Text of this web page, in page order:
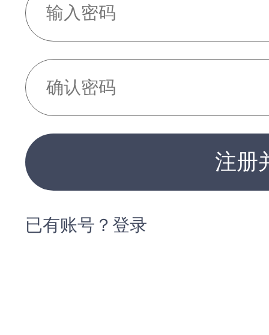
注册
已有账号？登录